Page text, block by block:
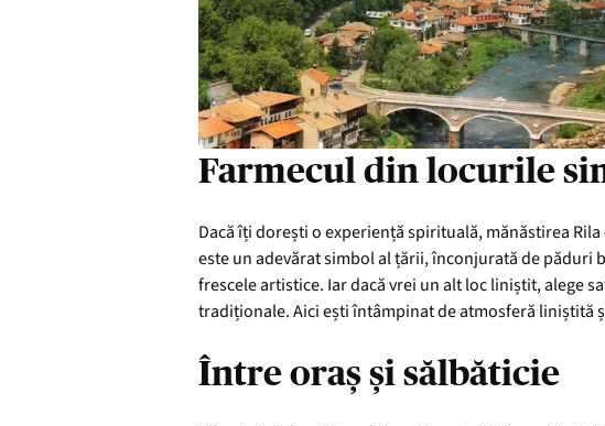
Farmecul din locurile
Dacă îți dorești o experiență spirituală, mănăstirea
este un adevărat simbol al țării, înconjurată de păduri
frescele artistice. Iar dacă vrei un alt loc liniștit, alege
tradiționale. Aici ești întâmpinat de atmosferă liniștită
Între oraș și sălbăticie